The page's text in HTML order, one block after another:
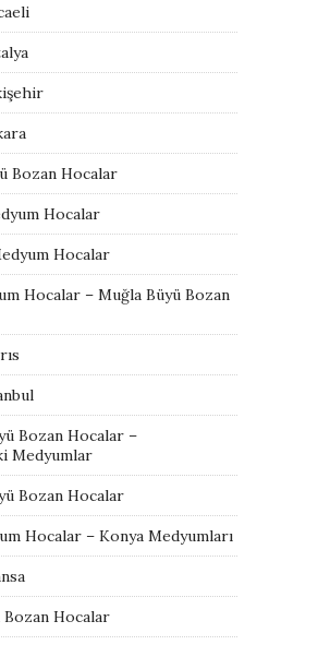
Bozan Hocalar
Hocalar
Hocalar
Hocalar – Muğla Büyü Bozan
Bozan Hocalar –
Medyumlar
Bozan Hocalar
Hocalar – Konya Medyumları
Bozan Hocalar